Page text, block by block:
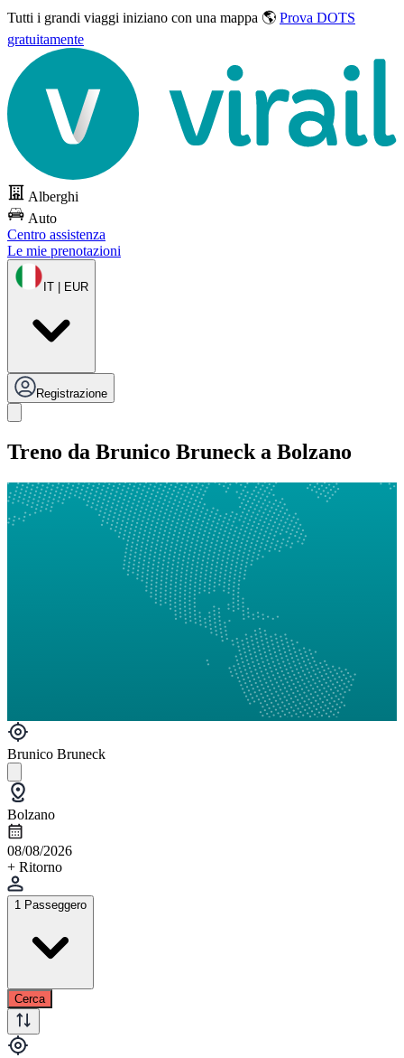
Tutti i grandi viaggi iniziano con una mappa 🌎 Prova DOTS
gratuitamente
Alberghi
Auto
Centro assistenza
Le mie prenotazioni
IT | EUR
Registrazione
Treno da Brunico Bruneck a Bolzano
Brunico Bruneck
Bolzano
08/08/2026
+ Ritorno
1 Passeggero
Cerca